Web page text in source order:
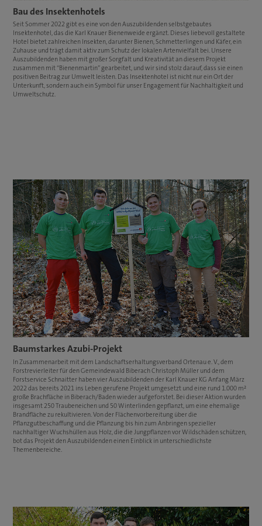
Bau des Insektenhotels
Seit Sommer 2022 gibt es eine von den Auszubildenden selbstgebautes
Insektenhotel, das die Karl Knauer Bienenweide ergänzt. Dieses liebevoll gestaltete
Hotel bietet zahlreichen Insekten, darunter Bienen, Schmetterlingen und Käfer, ein
Zuhause und trägt damit aktiv zum Schutz der lokalen Artenvielfalt bei. Unsere
Auszubildenden haben mit großer Sorgfalt und Kreativität an diesem Projekt
zusammen mit “Bienenmartin” gearbeitet, und wir sind stolz darauf, dass sie einen
positiven Beitrag zur Umwelt leisten. Das Insektenhotel ist nicht nur ein Ort der
Unterkunft, sondern auch ein Symbol für unser Engagement für Nachhaltigkeit und
Umweltschutz.
Baumstarkes Azubi-Projekt
In Zusammenarbeit mit dem Landschaftserhaltungsverband Ortenau e. V., dem
Forstrevierleiter für den Gemeindewald Biberach Christoph Müller und dem
Forstservice Schnaitter haben vier Auszubildenden der Karl Knauer KG Anfang März
2022 das bereits 2021 ins Leben gerufene Projekt umgesetzt und eine rund 1.000 m²
große Brachfläche in Biberach/Baden wieder aufgeforstet. Bei dieser Aktion wurden
insgesamt 250 Traubeneichen und 50 Winterlinden gepflanzt, um eine ehemalige
Brandfläche zu rekultivieren. Von der Flächenvorbereitung über die
Pflanzgutbeschaffung und die Pflanzung bis hin zum Anbringen spezieller
nachhaltiger Wuchshüllen aus Holz, die die Jungpflanzen vor Wildschäden schützen,
bot das Projekt den Auszubildenden einen Einblick in unterschiedlichste
Themenbereiche.